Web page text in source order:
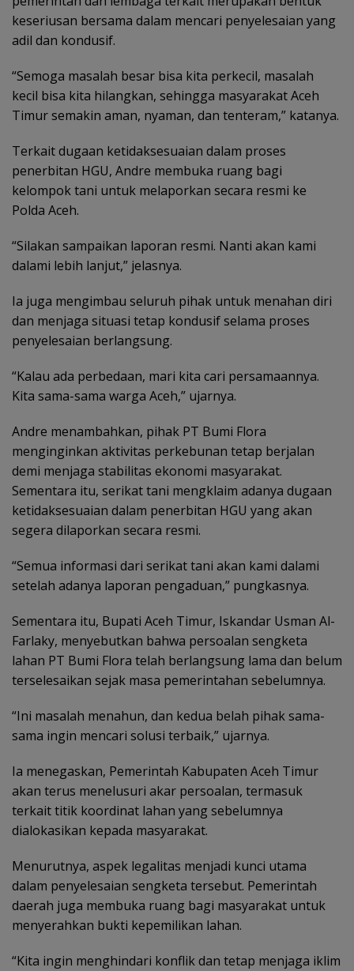
keseriusan bersama dalam mencari penyelesaian yang
adil dan kondusif.
“Semoga masalah besar bisa kita perkecil, masalah
kecil bisa kita hilangkan, sehingga masyarakat Aceh
Timur semakin aman, nyaman, dan tenteram,” katanya.
Terkait dugaan ketidaksesuaian dalam proses
penerbitan HGU, Andre membuka ruang bagi
kelompok tani untuk melaporkan secara resmi ke
Polda Aceh.
“Silakan sampaikan laporan resmi. Nanti akan kami
dalami lebih lanjut,” jelasnya.
Ia juga mengimbau seluruh pihak untuk menahan diri
dan menjaga situasi tetap kondusif selama proses
penyelesaian berlangsung.
“Kalau ada perbedaan, mari kita cari persamaannya.
Kita sama-sama warga Aceh,” ujarnya.
Andre menambahkan, pihak PT Bumi Flora
menginginkan aktivitas perkebunan tetap berjalan
demi menjaga stabilitas ekonomi masyarakat.
Sementara itu, serikat tani mengklaim adanya dugaan
ketidaksesuaian dalam penerbitan HGU yang akan
segera dilaporkan secara resmi.
“Semua informasi dari serikat tani akan kami dalami
setelah adanya laporan pengaduan,” pungkasnya.
Sementara itu, Bupati Aceh Timur, Iskandar Usman Al-
Farlaky, menyebutkan bahwa persoalan sengketa
lahan PT Bumi Flora telah berlangsung lama dan belum
terselesaikan sejak masa pemerintahan sebelumnya.
“Ini masalah menahun, dan kedua belah pihak sama-
sama ingin mencari solusi terbaik,” ujarnya.
Ia menegaskan, Pemerintah Kabupaten Aceh Timur
akan terus menelusuri akar persoalan, termasuk
terkait titik koordinat lahan yang sebelumnya
dialokasikan kepada masyarakat.
Menurutnya, aspek legalitas menjadi kunci utama
dalam penyelesaian sengketa tersebut. Pemerintah
daerah juga membuka ruang bagi masyarakat untuk
menyerahkan bukti kepemilikan lahan.
“Kita ingin menghindari konflik dan tetap menjaga iklim